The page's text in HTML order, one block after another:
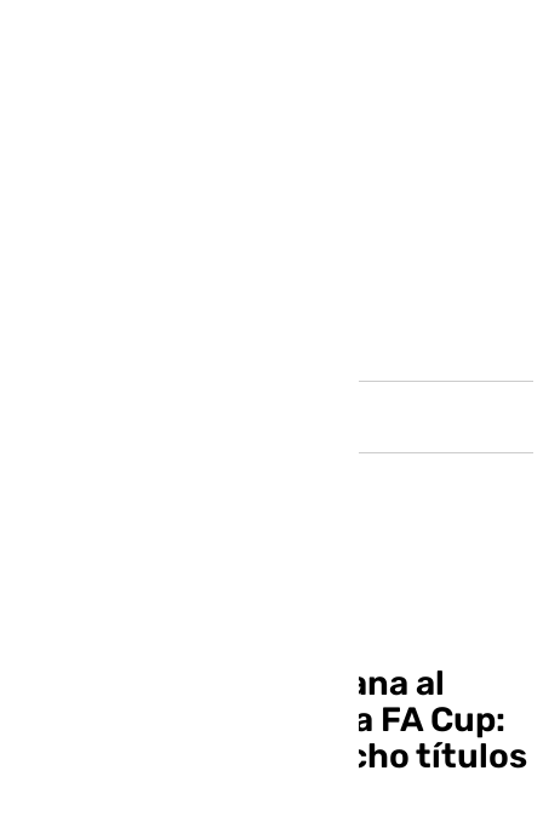
El Manchester City gana al
Chelsea y ‘recupera’ la FA Cup:
Guardiola ya está a ocho títulos